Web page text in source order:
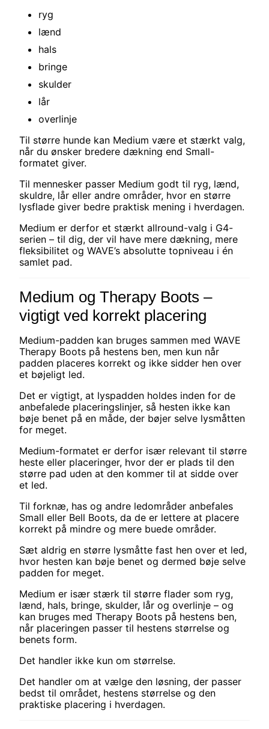
ryg
lænd
hals
bringe
skulder
lår
overlinje
Til større hunde kan Medium være et stærkt valg,
når du ønsker bredere dækning end Small-
formatet giver.
Til mennesker passer Medium godt til ryg, lænd,
skuldre, lår eller andre områder, hvor en større
lysflade giver bedre praktisk mening i hverdagen.
Medium er derfor et stærkt allround-valg i G4-
serien – til dig, der vil have mere dækning, mere
fleksibilitet og WAVE’s absolutte topniveau i én
samlet pad.
Medium og Therapy Boots –
vigtigt ved korrekt placering
Medium-padden kan bruges sammen med WAVE
Therapy Boots på hestens ben, men kun når
padden placeres korrekt og ikke sidder hen over
et bøjeligt led.
Det er vigtigt, at lyspadden holdes inden for de
anbefalede placeringslinjer, så hesten ikke kan
bøje benet på en måde, der bøjer selve lysmåtten
for meget.
Medium-formatet er derfor især relevant til større
heste eller placeringer, hvor der er plads til den
større pad uden at den kommer til at sidde over
et led.
Til forknæ, has og andre ledområder anbefales
Small eller Bell Boots, da de er lettere at placere
korrekt på mindre og mere buede områder.
Sæt aldrig en større lysmåtte fast hen over et led,
hvor hesten kan bøje benet og dermed bøje selve
padden for meget.
Medium er især stærk til større flader som ryg,
lænd, hals, bringe, skulder, lår og overlinje – og
kan bruges med Therapy Boots på hestens ben,
når placeringen passer til hestens størrelse og
benets form.
Det handler ikke kun om størrelse.
Det handler om at vælge den løsning, der passer
bedst til området, hestens størrelse og den
praktiske placering i hverdagen.